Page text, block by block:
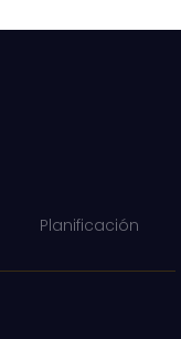
Planificación